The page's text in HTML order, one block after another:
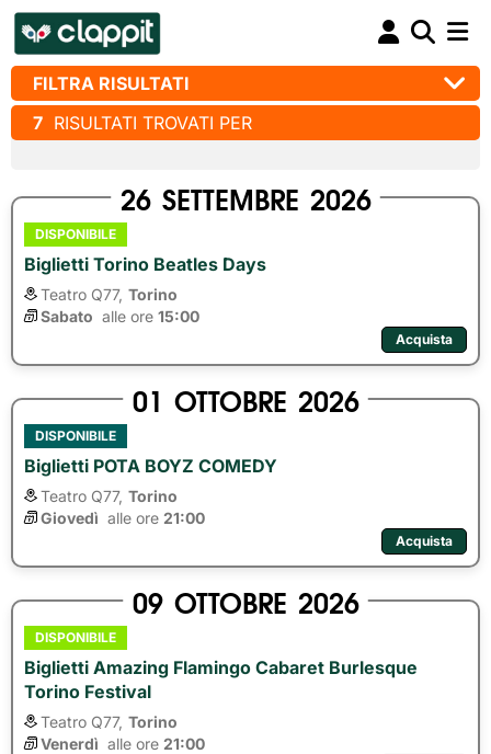
FILTRA RISULTATI
7 RISULTATI TROVATI PER
26 SETTEMBRE 2026
DISPONIBILE
Biglietti Torino Beatles Days
Teatro Q77, Torino
Sabato alle ore 15:00
Acquista
01 OTTOBRE 2026
DISPONIBILE
Biglietti POTA BOYZ COMEDY
Teatro Q77, Torino
Giovedì alle ore 21:00
Acquista
09 OTTOBRE 2026
DISPONIBILE
Biglietti Amazing Flamingo Cabaret Burlesque
Torino Festival
Teatro Q77, Torino
Venerdì alle ore 21:00